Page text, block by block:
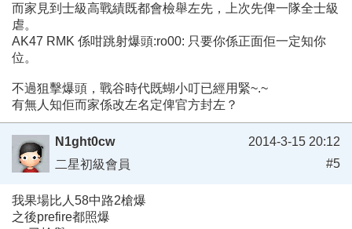
而家見到士級高戰績既都會檢舉左先，上次先俾一隊全士級
虐。
AK47 RMK 係咁跳射爆頭:ro00: 只要你係正面佢一定知你
位。
不過狙擊爆頭，戰谷時代既蝴小叮已經用緊~.~
有無人知佢而家係改左名定俾官方封左？
N1ght0cw
二星初級會員
2014-3-15 20:12
#5
我果場比人58中路2槍爆
之後prefire都照爆